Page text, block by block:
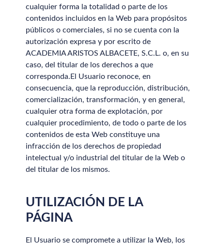
cualquier forma la totalidad o parte de los
contenidos incluidos en la Web para propósitos
públicos o comerciales, si no se cuenta con la
autorización expresa y por escrito de
ACADEMIA ARISTOS ALBACETE, S.C.L. o, en su
caso, del titular de los derechos a que
corresponda.El Usuario reconoce, en
consecuencia, que la reproducción, distribución,
comercialización, transformación, y en general,
cualquier otra forma de explotación, por
cualquier procedimiento, de todo o parte de los
contenidos de esta Web constituye una
infracción de los derechos de propiedad
intelectual y/o industrial del titular de la Web o
del titular de los mismos.
UTILIZACIÓN DE LA
PÁGINA
El Usuario se compromete a utilizar la Web, los